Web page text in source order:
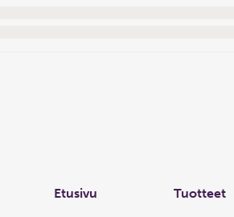
Links
Etusivu Tuotteet